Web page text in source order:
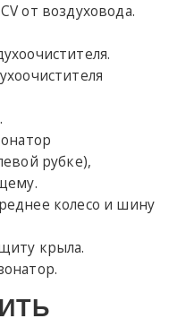
от воздуховода.
рубке),
колесо и шину
крыла.